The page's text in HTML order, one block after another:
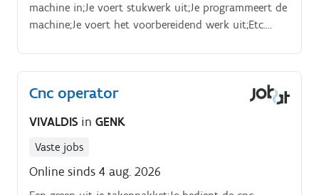
machine in;Je voert stukwerk uit;Je programmeert de
machine;Je voert het voorbereidend werk uit;Etc.
Cnc operator
VIVALDIS in GENK
Vaste jobs
Online sinds 4 aug. 2026